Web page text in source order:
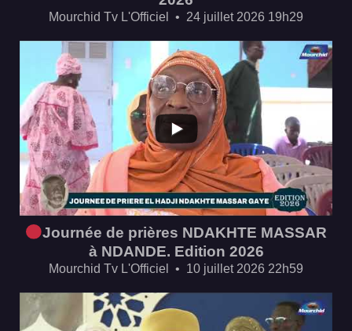
Mourchid Tv L'Officiel 24 juillet 2026 19h29
...
Journée de prières NDAKHTE MASSAR
à NDANDE. Edition 2026
Mourchid Tv L'Officiel 10 juillet 2026 22h59
...